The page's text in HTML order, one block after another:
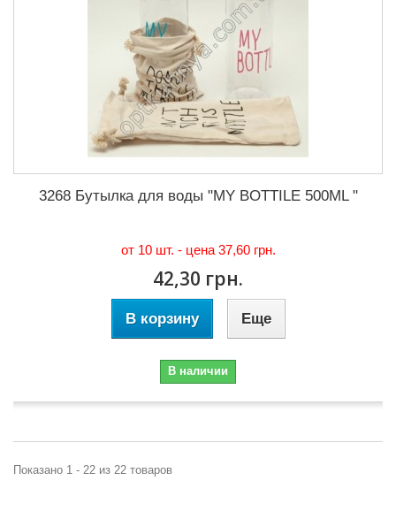
3268 Бутылка для воды "MY BOTTILE 500ML "
от 10 шт. - цена 37,60 грн.
42,30 грн.
В корзину Еще
В наличии
Показано 1 - 22 из 22 товаров